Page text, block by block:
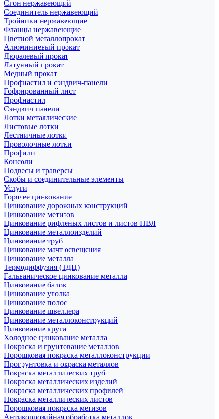
Сгон нержавеющий
Соединитель нержавеющий
Тройники нержавеющие
Фланцы нержавеющие
Цветной металлопрокат
Алюминиевый прокат
Дюралевый прокат
Латунный прокат
Медный прокат
Профнастил и сэндвич-панели
Гофрированный лист
Профнастил
Сэндвич-панели
Лотки металлические
Листовые лотки
Лестничные лотки
Проволочные лотки
Профили
Консоли
Подвесы и траверсы
Скобы и соединительные элементы
Услуги
Горячее цинкование
Цинкование дорожных конструкций
Цинкование метизов
Цинкование рифленых листов и листов ПВЛ
Цинкование металлоизделий
Цинкование труб
Цинкование мачт освещения
Цинкование металла
Термодиффузия (ТДЦ)
Гальваническое цинкование металла
Цинкование балок
Цинкование уголка
Цинкование полос
Цинкование швеллера
Цинкование металлоконструкций
Цинкование круга
Холодное цинкование металла
Покраска и грунтование металлов
Порошковая покраска металлоконструкций
Прогрунтовка и окраска металлов
Покраска металлических труб
Покраска металлических изделий
Покраска металлических профилей
Покраска металлических листов
Порошковая покраска метизов
Антикоррозийная обработка металлов